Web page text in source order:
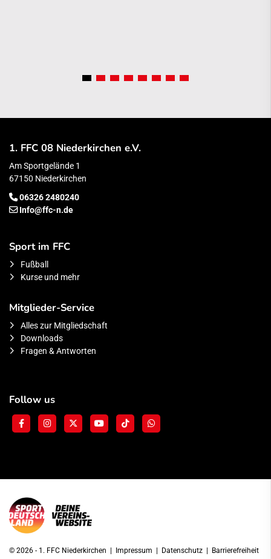
1. FFC 08 Niederkirchen e.V.
Am Sportgelände 1
67150 Niederkirchen
06326 2480240
Info@ffc-n.de
Sport im FFC
Fußball
Kurse und mehr
Mitglieder-Service
Alles zur Mitgliedschaft
Downloads
Fragen & Antworten
Follow us
© 2026 - 1. FFC Niederkirchen | Impressum | Datenschutz | Barrierefreiheit